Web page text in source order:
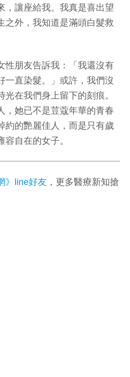
，讓座給我。我真是喜出望
之外，我知道是滿頭白髮救
性朋友告訴我：「我還沒有
一直染髮。」或許，我們沒
在我們身上留下的刻痕。
，她已不是荳蔻年華的青春
約的艷麗佳人，而是只有歲
容自在的女子。
》line好友 ，更多醫療新知搶